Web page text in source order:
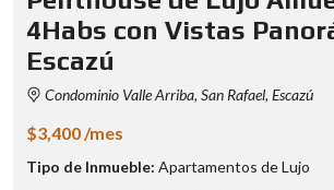
4Habs con Vistas
Escazú
Condominio Valle Arriba, San Rafael, Escazú
$3,400 /mes
Tipo de Inmueble: Apartamentos de Lujo